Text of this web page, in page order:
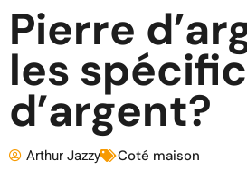
Pierre
les
d’argent?
Arthur Jazzy Coté maison